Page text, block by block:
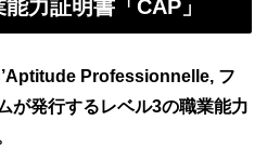
力証明書「CAP」
Professionnelle, フ
が発行するレベル3の職業能力